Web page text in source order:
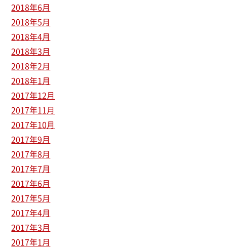
2018年6月
2018年5月
2018年4月
2018年3月
2018年2月
2018年1月
2017年12月
2017年11月
2017年10月
2017年9月
2017年8月
2017年7月
2017年6月
2017年5月
2017年4月
2017年3月
2017年1月